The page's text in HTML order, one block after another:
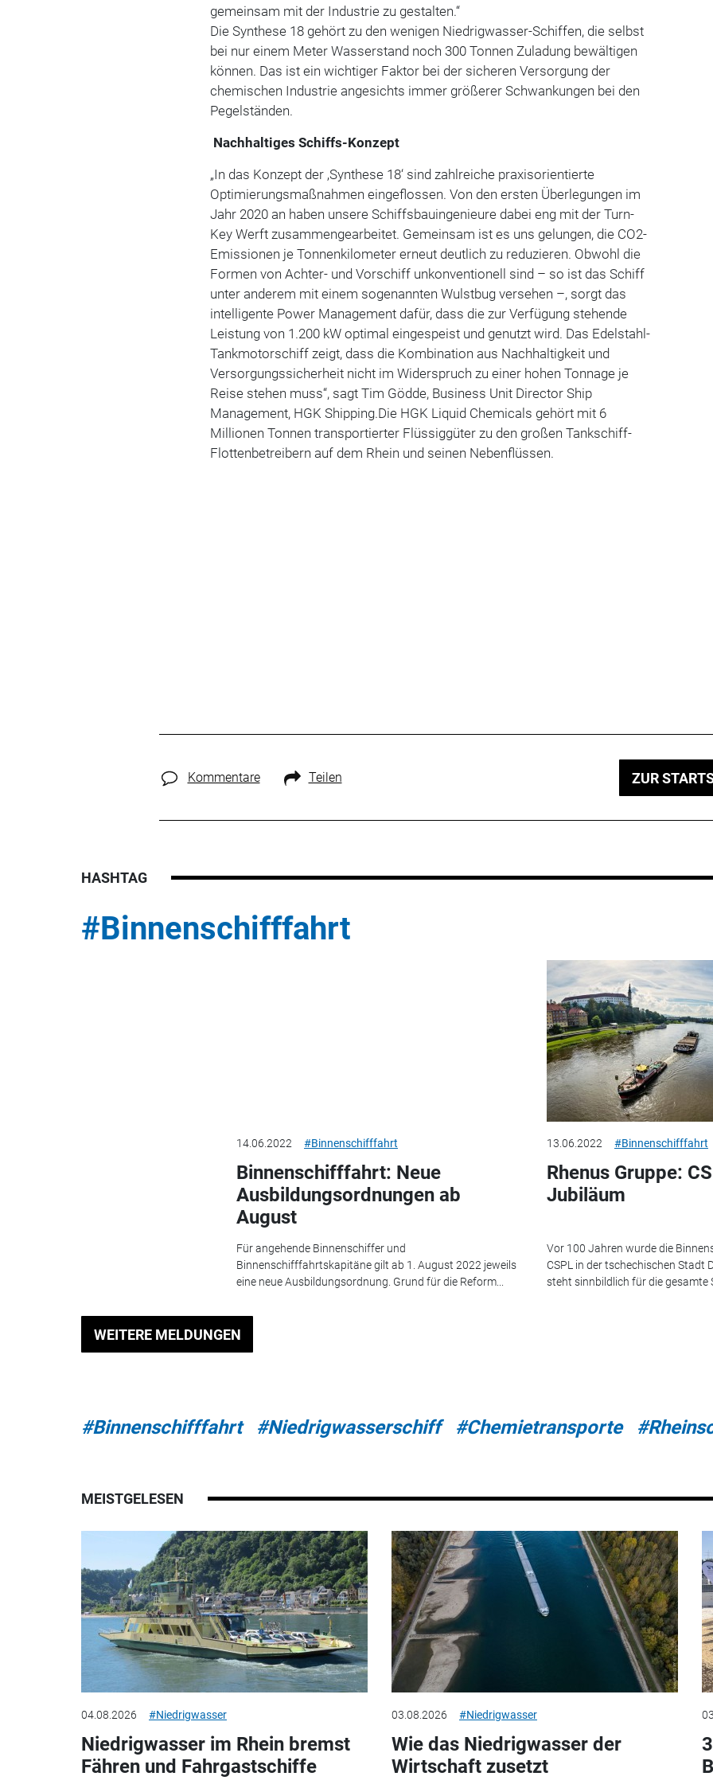
gemeinsam mit der Industrie zu gestalten.“
Die Synthese 18 gehört zu den wenigen Niedrigwasser-Schiffen, die selbst
bei nur einem Meter Wasserstand noch 300 Tonnen Zuladung bewältigen
können. Das ist ein wichtiger Faktor bei der sicheren Versorgung der
chemischen Industrie angesichts immer größerer Schwankungen bei den
Pegelständen.
Nachhaltiges Schiffs-Konzept
„In das Konzept der ‚Synthese 18‘ sind zahlreiche praxisorientierte
Optimierungsmaßnahmen eingeflossen. Von den ersten Überlegungen im
Jahr 2020 an haben unsere Schiffsbauingenieure dabei eng mit der Turn-
Key Werft zusammengearbeitet. Gemeinsam ist es uns gelungen, die CO2-
Emissionen je Tonnenkilometer erneut deutlich zu reduzieren. Obwohl die
Formen von Achter- und Vorschiff unkonventionell sind – so ist das Schiff
unter anderem mit einem sogenannten Wulstbug versehen –, sorgt das
intelligente Power Management dafür, dass die zur Verfügung stehende
Leistung von 1.200 kW optimal eingespeist und genutzt wird. Das Edelstahl-
Tankmotorschiff zeigt, dass die Kombination aus Nachhaltigkeit und
Versorgungssicherheit nicht im Widerspruch zu einer hohen Tonnage je
Reise stehen muss“, sagt Tim Gödde, Business Unit Director Ship
Management, HGK Shipping.Die HGK Liquid Chemicals gehört mit 6
Millionen Tonnen transportierter Flüssiggüter zu den großen Tankschiff-
Flottenbetreibern auf dem Rhein und seinen Nebenflüssen.
Kommentare Teilen ZUR
HASHTAG
#Binnenschifffahrt
14.06.2022 #Binnenschifffahrt
Binnenschifffahrt: Neue
Ausbildungsordnungen ab
August
Für angehende Binnenschiffer und
Binnenschifffahrtskapitäne gilt ab 1. August 2022 jeweils
eine neue Ausbildungsordnung. Grund für die Reform...
13.06.2022 #Binnenschifffahrt
Rhenus Gruppe:
Jubiläum
Vor 100 Jahren wurde die
CSPL in der tschechischen Stadt
steht sinnbildlich für die gesamte
WEITERE MELDUNGEN
#Binnenschifffahrt #Niedrigwasserschiff #Chemietransporte
MEISTGELESEN
04.08.2026 #Niedrigwasser
Niedrigwasser im Rhein bremst
Fähren und Fahrgastschiffe
03.08.2026 #Niedrigwasser
Wie das Niedrigwasser der
Wirtschaft zusetzt